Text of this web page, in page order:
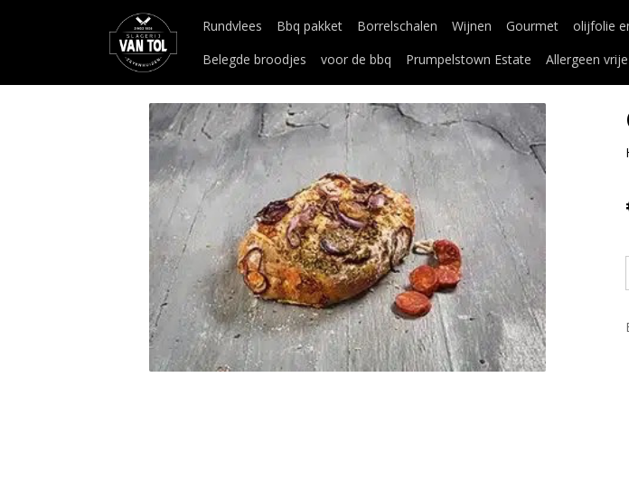
Rundvlees Bbq pakket Borrelschalen Wijnen Gourmet olijfolie
Belegde broodjes
voor de bbq Prumpelstown Estate Allergeen